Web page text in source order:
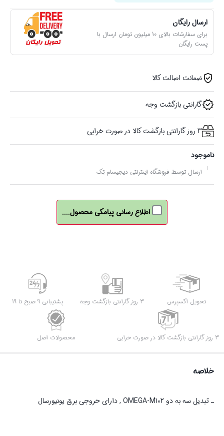
ارسال رایگان
برای سفارشات بالای 10 میلیون تومان ارسال با
پست رایگان
ضمانت اصالت کالا
گارانتی بازگشت وجه
3 روز گارانتی بازگشت کالا در صورت خرابی
ناموجود
ارسال توسط فروشگاه اینترنتی دیجیسام تِک
اطلاع رسانی پیامکی محصول....
تحویل اکسپرس 3 روز گارانتی بازگشت وجه پشتیبانی 9 صبح تا 19
3 روز گارانتی بازگشت کالا در صورت خرابی محصولات اصل
خلاصه
ـ تبدیل سه به دو OMEGA-M102 , دارای خروجی برق یونیورسال